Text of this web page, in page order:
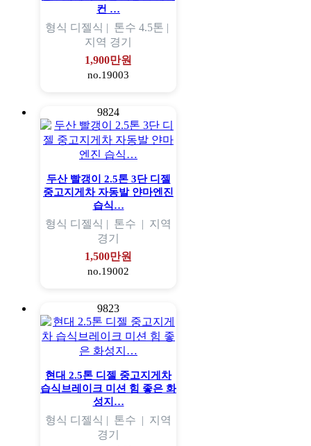
컨 …
형식 디젤식 | 톤수 4.5톤 |
지역 경기
1,900만원
no.19003
9824
두산 빨갱이 2.5톤 3단 디젤
중고지게차 자동발 얀마엔진
습식…
형식 디젤식 | 톤수 | 지역
경기
1,500만원
no.19002
9823
현대 2.5톤 디젤 중고지게차
습식브레이크 미션 힘 좋은 화
성지…
형식 디젤식 | 톤수 | 지역
경기